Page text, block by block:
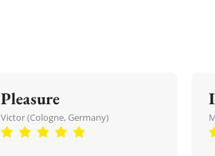
Pleasure
Victor (Cologne, Germany)